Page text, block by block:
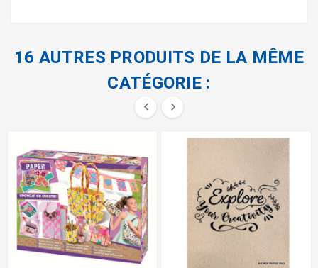
16 AUTRES PRODUITS DE LA MÊME
CATÉGORIE :
 